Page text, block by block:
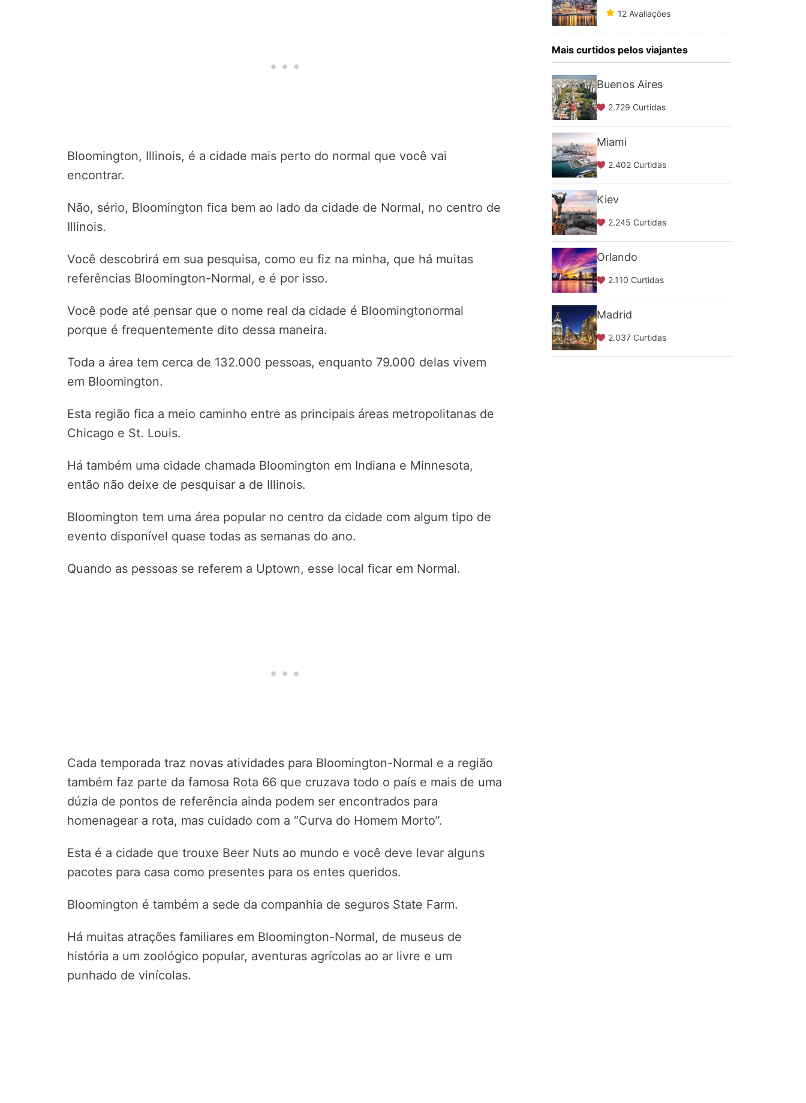
Bloomington, Illinois, é a cidade mais perto do normal que você vai
encontrar.
Não, sério, Bloomington fica bem ao lado da cidade de Normal, no centro de
Illinois.
Você descobrirá em sua pesquisa, como eu fiz na minha, que há muitas
referências Bloomington-Normal, e é por isso.
Você pode até pensar que o nome real da cidade é Bloomingtonormal
porque é frequentemente dito dessa maneira.
Toda a área tem cerca de 132.000 pessoas, enquanto 79.000 delas vivem
em Bloomington.
Esta região fica a meio caminho entre as principais áreas metropolitanas de
Chicago e St. Louis.
Há também uma cidade chamada Bloomington em Indiana e Minnesota,
então não deixe de pesquisar a de Illinois.
Bloomington tem uma área popular no centro da cidade com algum tipo de
evento disponível quase todas as semanas do ano.
Quando as pessoas se referem a Uptown, esse local ficar em Normal.
Cada temporada traz novas atividades para Bloomington-Normal e a região
também faz parte da famosa Rota 66 que cruzava todo o país e mais de uma
dúzia de pontos de referência ainda podem ser encontrados para
homenagear a rota, mas cuidado com a “Curva do Homem Morto”.
Esta é a cidade que trouxe Beer Nuts ao mundo e você deve levar alguns
pacotes para casa como presentes para os entes queridos.
Bloomington é também a sede da companhia de seguros State Farm.
Há muitas atrações familiares em Bloomington-Normal, de museus de
história a um zoológico popular, aventuras agrícolas ao ar livre e um
punhado de vinícolas.
12 Avaliações
Mais curtidos pelos viajantes
Buenos Aires
2.729 Curtidas
Miami
2.402 Curtidas
Kiev
2.245 Curtidas
Orlando
2.110 Curtidas
Madrid
2.037 Curtidas